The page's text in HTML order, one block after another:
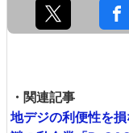
・関連記事
地デジの利便性を